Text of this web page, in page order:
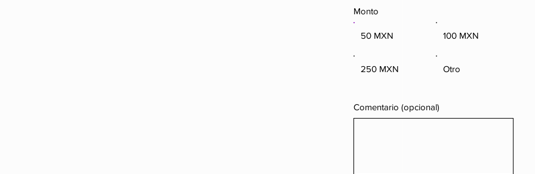
Monto
50 MXN 100 MXN
250 MXN Otro
Comentario (opcional)